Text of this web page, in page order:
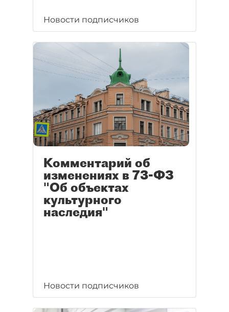
Новости подписчиков
Комментарий об
изменениях в 73-ФЗ
"Об объектах
культурного
наследия"
Новости подписчиков